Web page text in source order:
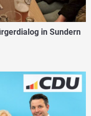
in Sundern